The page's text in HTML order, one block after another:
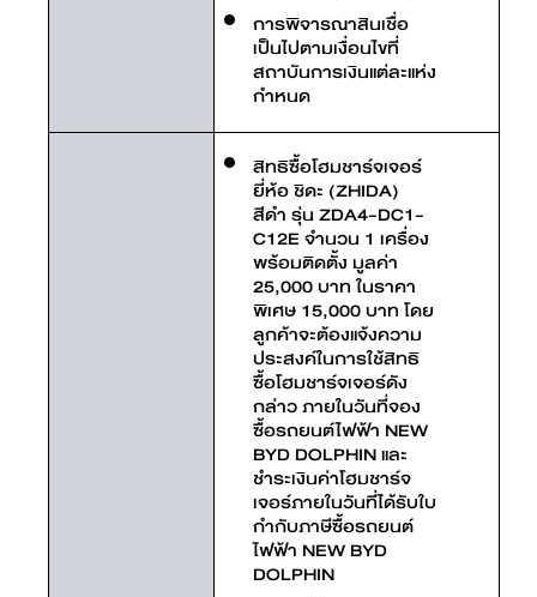
การพิจารณาสินเชื่อ
เป็นไปตามเงื่อนไขที่
สถาบันการเงินแต่ละแห่ง
กำหนด
สิทธิซื้อโฮมชาร์จเจอร์
ยี่ห้อ ชิดะ (ZHIDA)
สีดำ รุ่น ZDA4-DC1-
C12E จำนวน 1 เครื่อง
พร้อมติดตั้ง มูลค่า
25,000 บาท ในราคา
พิเศษ 15,000 บาท โดย
ลูกค้าจะต้องแจ้งความ
ประสงค์ในการใช้สิทธิ
ซื้อโฮมชาร์จเจอร์ดัง
กล่าว ภายในวันที่จอง
ซื้อรถยนต์ไฟฟ้า NEW
BYD DOLPHIN และ
ชำระเงินค่าโฮมชาร์จ
เจอร์ภายในวันที่ได้รับใบ
กำกับภาษีซื้อรถยนต์
ไฟฟ้า NEW BYD
DOLPHIN